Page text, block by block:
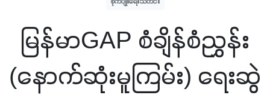
မြန်မာGAP စံချိန်စံညွှန်း
(နောက်ဆုံးမူကြမ်း) ရေးဆွဲ